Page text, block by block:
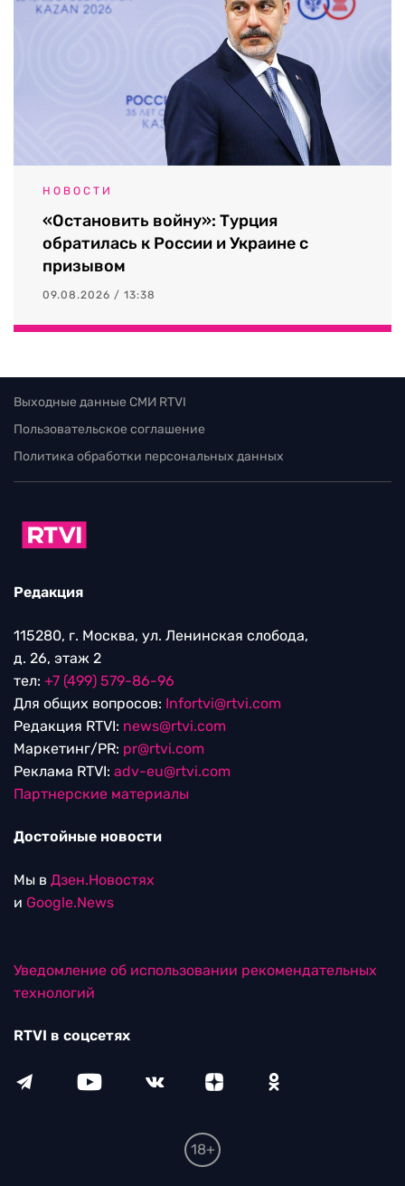
НОВОСТИ
«Остановить войну»: Турция
обратилась к России и Украине с
призывом
09.08.2026 / 13:38
Выходные данные СМИ RTVI
Пользовательское соглашение
Политика обработки персональных данных
Редакция
115280, г. Москва, ул. Ленинская слобода,
д. 26, этаж 2
тел: +7 (499) 579-86-96
Для общих вопросов: Infortvi@rtvi.com
Редакция RTVI: news@rtvi.com
Маркетинг/PR: pr@rtvi.com
Реклама RTVI: adv-eu@rtvi.com
Партнерские материалы
Достойные новости
Мы в Дзен.Новостях
и Google.News
Уведомление об использовании рекомендательных
технологий
RTVI в соцсетях
18+